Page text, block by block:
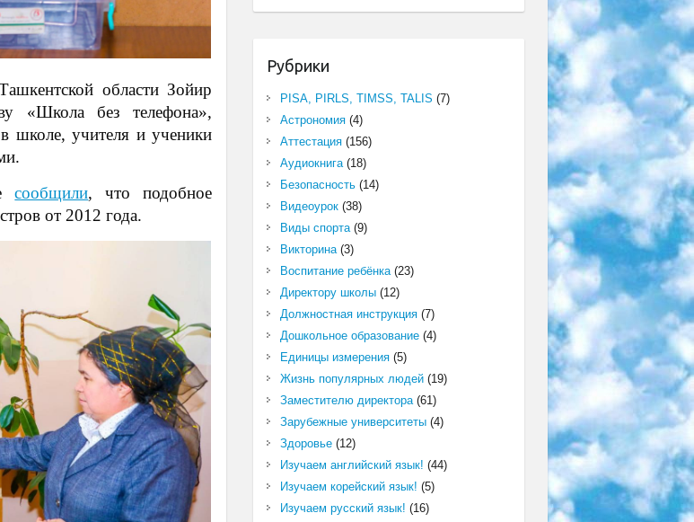
области Зойир
«Школа без телефона»,
школе, учителя и ученики
сообщили, что подобное
от 2012 года.
Рубрики
PISA, PIRLS, TIMSS, TALIS (7)
Астрономия(4)
Аттестация(156)
Аудиокнига(18)
Безопасность(14)
Видеоурок(38)
Виды спорта(9)
Викторина(3)
Воспитание ребёнка(23)
Директору школы(12)
Должностная инструкция(7)
Дошкольное образование(4)
Единицы измерения(5)
Жизнь популярных людей(19)
Заместителю директора(61)
Зарубежные университеты(4)
Здоровье(12)
Изучаем английский язык! (44)
Изучаем корейский язык! (5)
Изучаем русский язык! (16)